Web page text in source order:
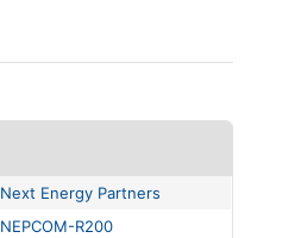
Next Energy Partners
NEPCOM-R200